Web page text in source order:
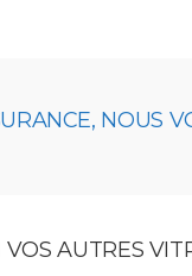
NOUS
AUTRES